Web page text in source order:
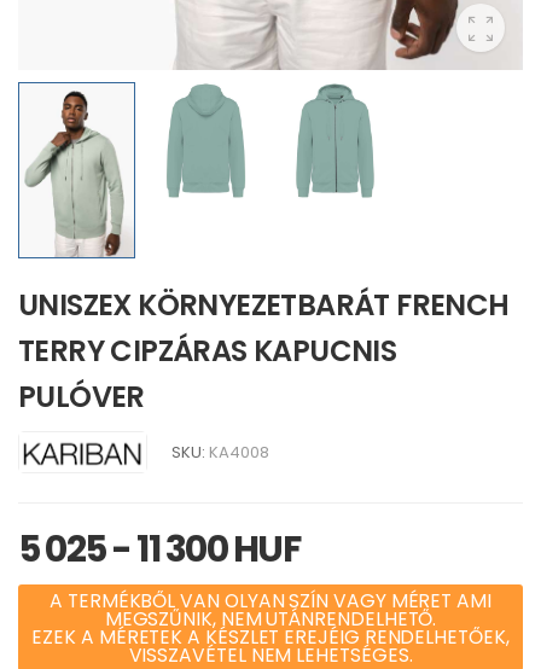
UNISZEX KÖRNYEZETBARÁT FRENCH
TERRY CIPZÁRAS KAPUCNIS
PULÓVER
SKU: KA4008
5 025 - 11 300 HUF
A TERMÉKBŐL VAN OLYAN SZÍN VAGY MÉRET AMI
MEGSZŰNIK, NEM UTÁNRENDELHETŐ.
EZEK A MÉRETEK A KÉSZLET EREJÉIG RENDELHETŐEK,
VISSZAVÉTEL NEM LEHETSÉGES.